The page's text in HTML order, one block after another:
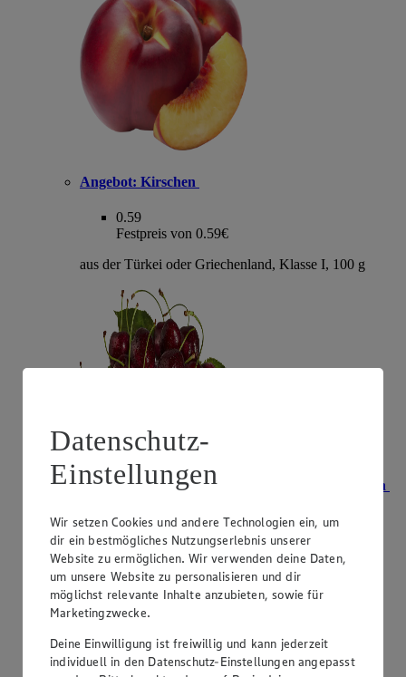
Angebot: Kirschen
0.59
Festpreis von 0.59€
aus der Türkei oder Griechenland, Klasse I, 100 g
Angebot:Unsere Heimat Bio Bioland-Zwetschgen
2.99
Festpreis von 2.99€
aus Süddeutschland, Klasse II, 500 g, (1 kg = 5,98)
Datenschutz-
Einstellungen
Wir setzen Cookies und andere Technologien ein, um
dir ein bestmögliches Nutzungserlebnis unserer
Website zu ermöglichen. Wir verwenden deine Daten,
um unsere Website zu personalisieren und dir
möglichst relevante Inhalte anzubieten, sowie für
Marketingzwecke.
Deine Einwilligung ist freiwillig und kann jederzeit
individuell in den Datenschutz-Einstellungen angepasst